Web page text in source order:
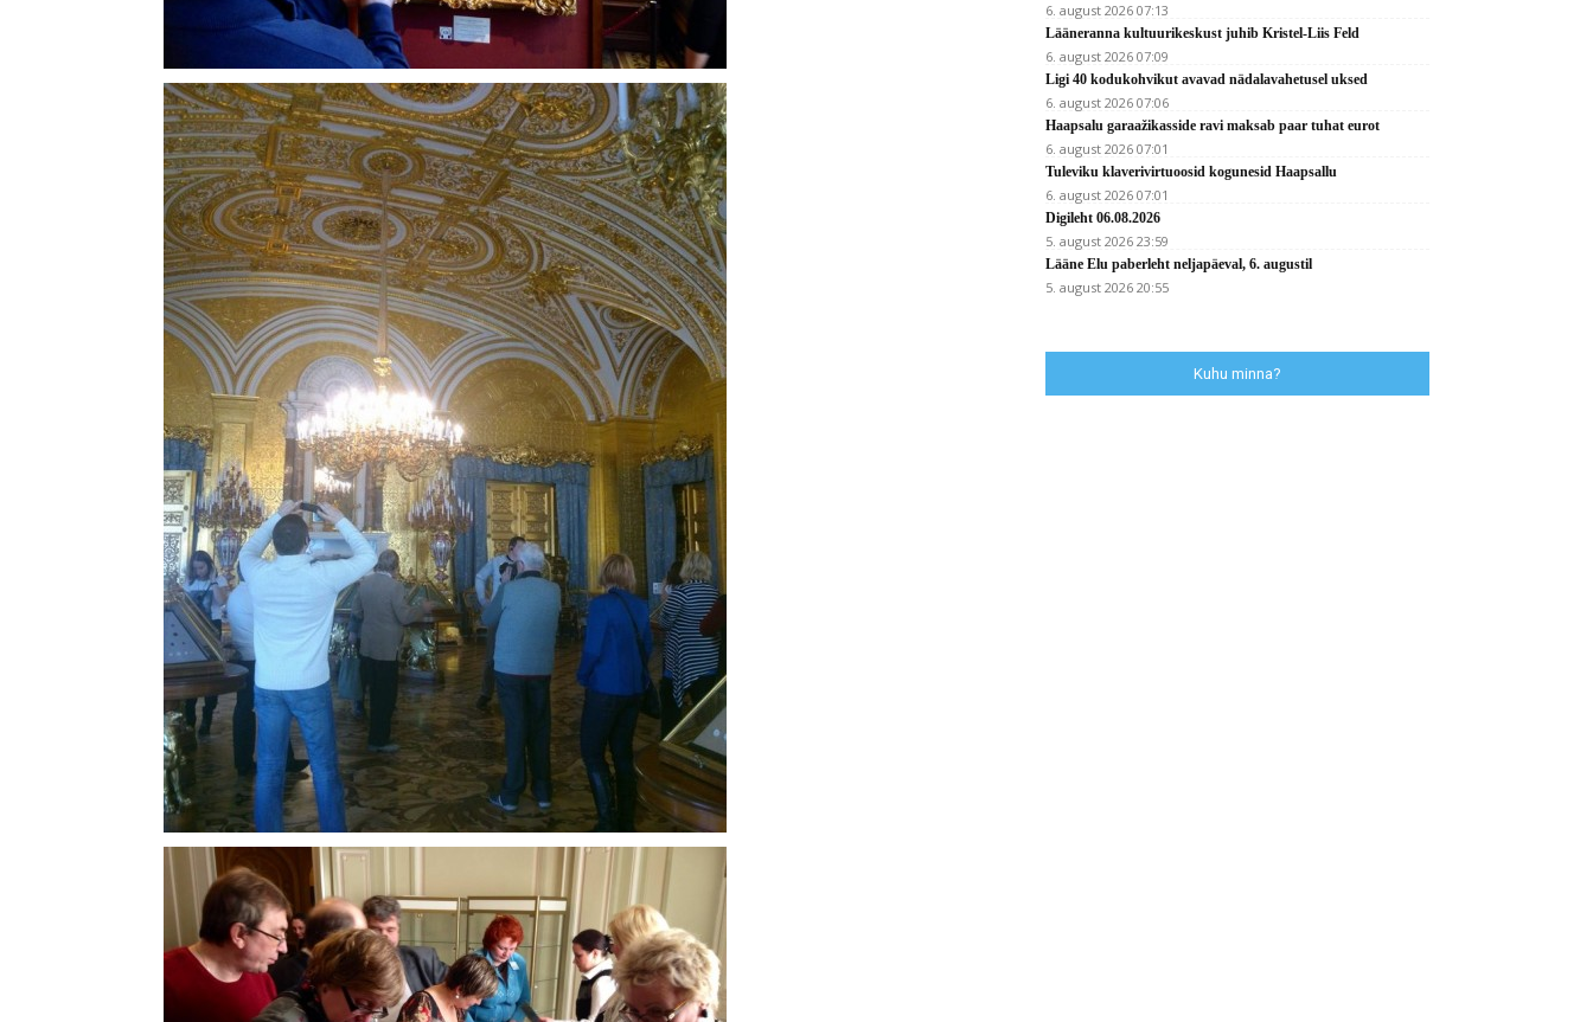
6. august 2026 07:13
Lääneranna kultuurikeskust juhib Kristel-Liis Feld
6. august 2026 07:09
Ligi 40 kodukohvikut avavad nädalavahetusel uksed
6. august 2026 07:06
Haapsalu garaažikasside ravi maksab paar tuhat eurot
6. august 2026 07:01
Tuleviku klaverivirtuoosid kogunesid Haapsallu
6. august 2026 07:01
Digileht 06.08.2026
5. august 2026 23:59
Lääne Elu paberleht neljapäeval, 6. augustil
5. august 2026 20:55
Kuhu minna?